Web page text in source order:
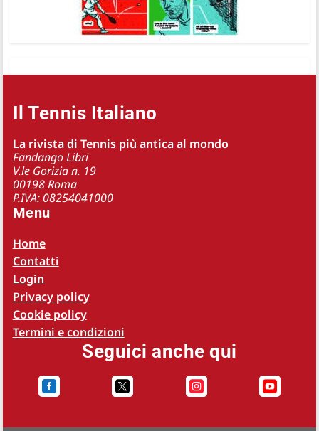
Il Tennis Italiano
La rivista di Tennis più antica al mondo
Fandango Libri
V.le Gorizia n. 19
00198 Roma
P.IVA: 08254041000
Menu
Home
Contatti
Login
Privacy policy
Cookie policy
Termini e condizioni
Seguici anche qui
   